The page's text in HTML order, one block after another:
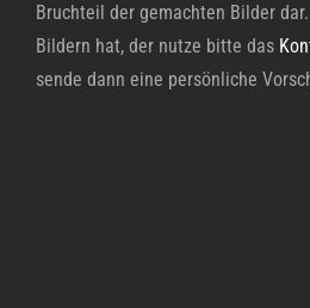
Bruchteil der gemachten Bilder
Bildern hat, der nutze bitte das
sende dann eine persönliche